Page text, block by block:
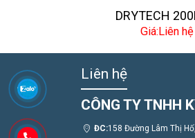
DRYTECH
Giá:Liên hệ
Liên hệ
CÔNG TY TNHH
ĐC:158 Đường Lâm Thị